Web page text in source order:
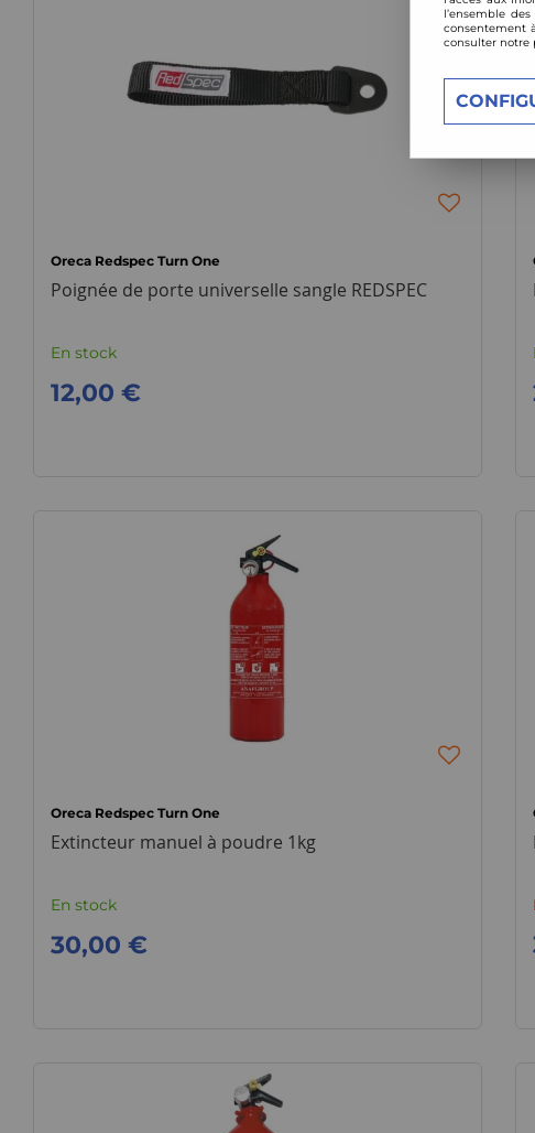
Oreca Redspec Turn One
Poignée de porte universelle sangle REDSPEC
En stock
12,00 €
Oreca Redspec Turn One
Extincteur manuel à poudre 1kg
En stock
30,00 €
l’ensemble
consentement
consulter notre